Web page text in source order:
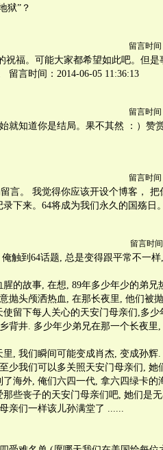
狱”？
留言时间
祝福。可能大家都希望如此吧。但
留言时间：2014-06-05 11:36:13
留言时间
就知道你是结局。果不其然 ：）赞
留言时间
留言。 我觉得你应该开设个博客，
下来。64将成为我们永久的国殇日
留言时
触到64话题, 总是变得跟平常不一
的故事, 在想, 89年多少年少的弟兄
抛头颅洒热血, 在那长夜里, 他们被
使留下每人关心的天安门母亲们,多
背井. 多少年少弟兄在那一个长夜里
里, 我们瞬间可能变成肖杰, 变成孙辉
少我们可以多关照天安门母亲们, 她
海外, 俺们六四一代, 拿六四绿卡的
那些丧子的天安门母亲们吧, 她们是
亲们一样该儿孙满堂了 ......